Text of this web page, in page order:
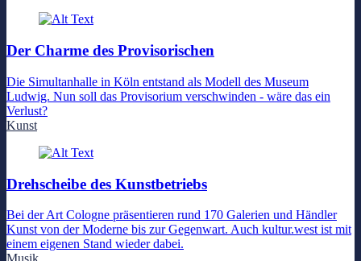
Der Charme des Provisorischen
Die Simultanhalle in Köln entstand als Modell des Museum
Ludwig. Nun soll das Provisorium verschwinden - wäre das ein
Verlust?
Kunst
Drehscheibe des Kunstbetriebs
Bei der Art Cologne präsentieren rund 170 Galerien und Händler
Kunst von der Moderne bis zur Gegenwart. Auch kultur.west ist mit
einem eigenen Stand wieder dabei.